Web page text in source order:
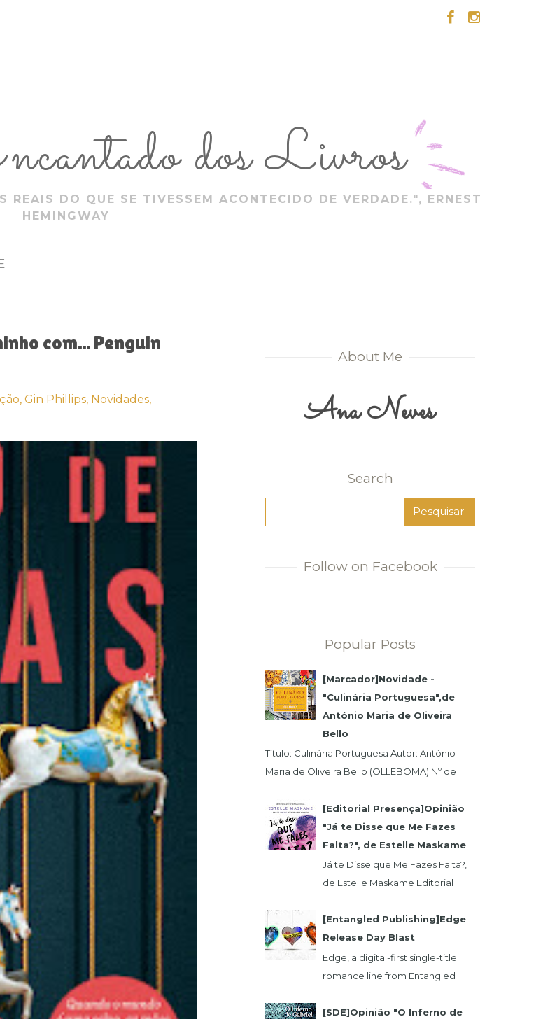
dos Livros
DO QUE SE TIVESSEM ACONTECIDO DE VERDADE.", ERNEST
HEMINGWAY
com... Penguin
Gin Phillips, Novidades,
About Me
Ana Neves
Search
Follow on Facebook
Popular Posts
[Marcador]Novidade -
"Culinária Portuguesa",de
António Maria de Oliveira
Bello
Título: Culinária Portuguesa Autor: António
Maria de Oliveira Bello (OLLEBOMA) Nº de
[Editorial Presença]Opinião
"Já te Disse que Me Fazes
Falta?", de Estelle Maskame
Já te Disse que Me Fazes Falta?,
de Estelle Maskame Editorial
Uma última oportunidade para o
amor. P...
[Entangled Publishing]Edge
Release Day Blast
Edge, a digital-first single-title
romance line from Entangled
popular Select imprint but gives
[SDE]Opinião "O Inferno de